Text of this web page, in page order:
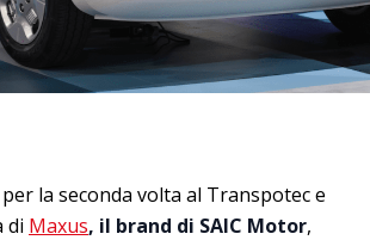
la seconda volta al Transpotec e
di Maxus, il brand di SAIC Motor,